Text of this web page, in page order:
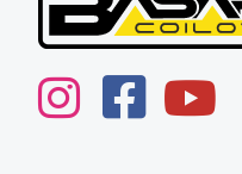
instagramFacebook